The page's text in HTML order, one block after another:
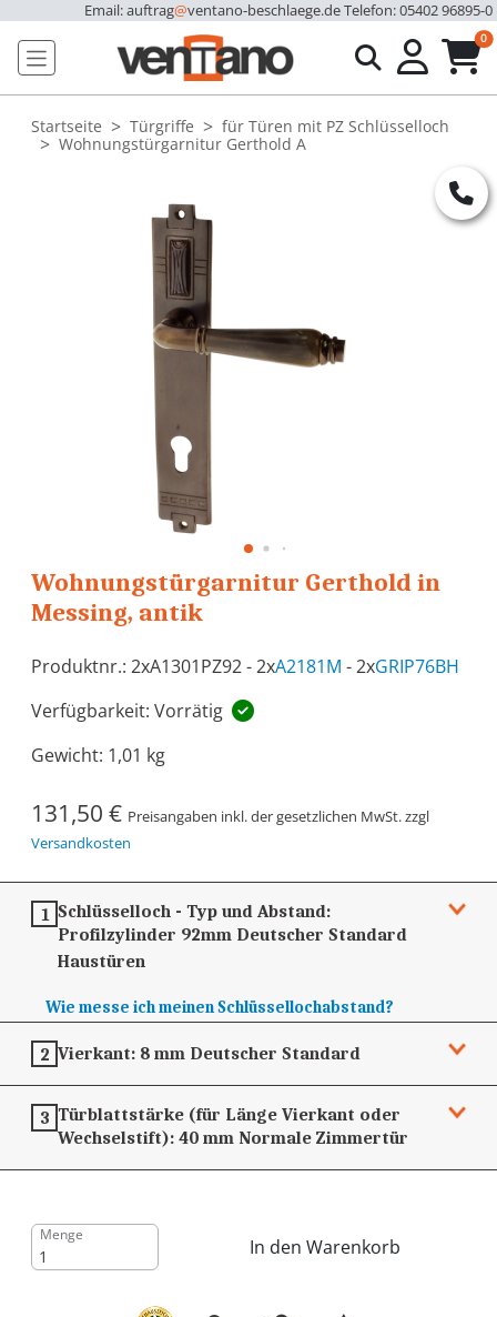
Email: auftrag@ventano-beschlaege.deTelefon: 05402 96895-0
0
Startseite Türgriffe
für Türen mit PZ Schlüsselloch
Wohnungstürgarnitur Gerthold A
Wohnungstürgarnitur Gerthold in
Messing, antik
Produktnr.: 2xA1301PZ92 - 2xA2181M - 2xGRIP76BH
Verfügbarkeit: Vorrätig
Gewicht: 1,01 kg
131,50 € Preisangaben inkl. der gesetzlichen MwSt. zzgl
Versandkosten
1 Schlüsselloch - Typ und Abstand:
Profilzylinder 92mm Deutscher Standard
Haustüren
Wie messe ich meinen Schlüssellochabstand?
2 Vierkant: 8 mm Deutscher Standard
3 Türblattstärke (für Länge Vierkant oder
Wechselstift):40 mm Normale Zimmertür
Menge
In den Warenkorb